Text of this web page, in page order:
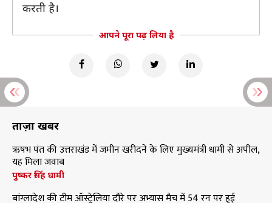
करती है।
आपने पूरा पढ़ लिया है
ताज़ा खबरें
ऋषभ पंत की उत्तराखंड में जमीन खरीदने के लिए मुख्यमंत्री धामी से अपील,
यह मिला जवाब
पुष्कर सिंह धामी
बांग्लादेश की टीम ऑस्ट्रेलिया दौरे पर अभ्यास मैच में 54 रन पर हुई